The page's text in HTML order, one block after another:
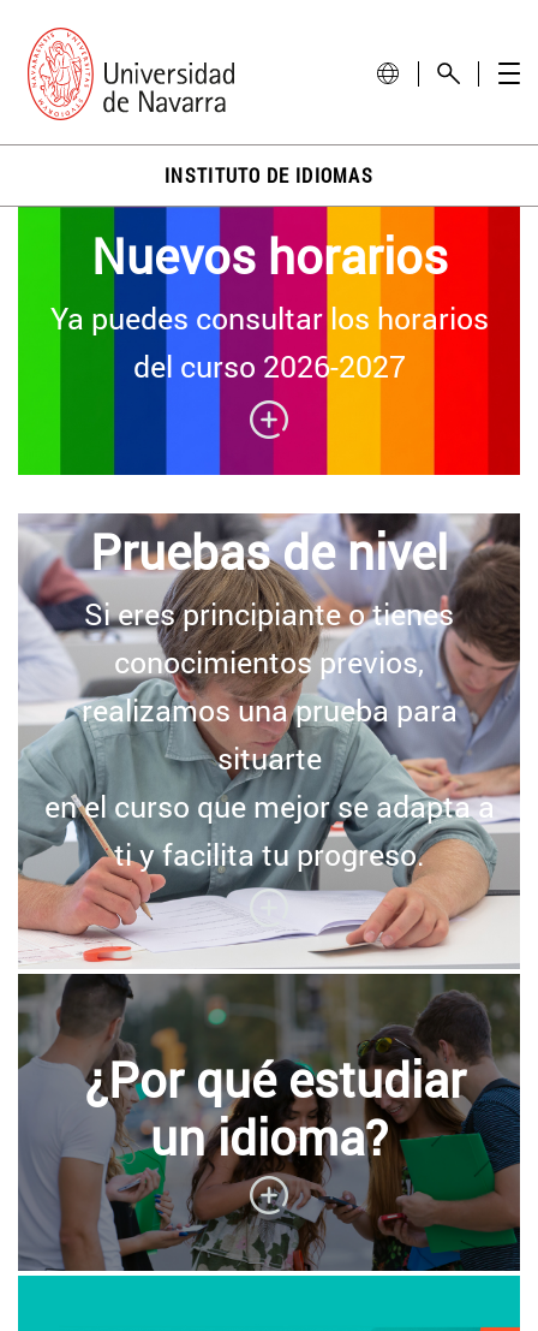
INSTITUTO DE IDIOMAS
Nuevos horarios
Ya puedes consultar los horarios
del curso 2026-2027
Pruebas de nivel
Si eres principiante o tienes
conocimientos previos,
realizamos una prueba para
situarte
en el curso que mejor se adapta a
ti y facilita tu progreso.
¿Por qué estudiar
un idioma?